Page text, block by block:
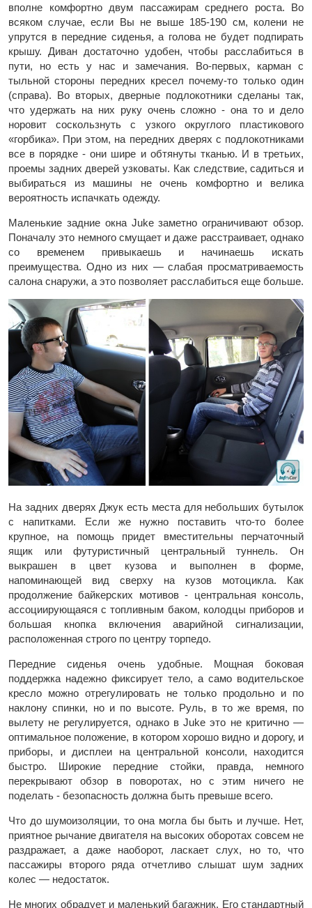
вполне комфортно двум пассажирам среднего роста. Во
всяком случае, если Вы не выше 185-190 см, колени не
упрутся в передние сиденья, а голова не будет подпирать
крышу. Диван достаточно удобен, чтобы расслабиться в
пути, но есть у нас и замечания. Во-первых, карман с
тыльной стороны передних кресел почему-то только один
(справа). Во вторых, дверные подлокотники сделаны так,
что удержать на них руку очень сложно - она то и дело
норовит соскользнуть с узкого округлого пластикового
«горбика». При этом, на передних дверях с подлокотниками
все в порядке - они шире и обтянуты тканью. И в третьих,
проемы задних дверей узковаты. Как следствие, садиться и
выбираться из машины не очень комфортно и велика
вероятность испачкать одежду.
Маленькие задние окна Juke заметно ограничивают обзор.
Поначалу это немного смущает и даже расстраивает, однако
со временем привыкаешь и начинаешь искать
преимущества. Одно из них — слабая просматриваемость
салона снаружи, а это позволяет расслабиться еще больше.
На задних дверях Джук есть места для небольших бутылок
с напитками. Если же нужно поставить что-то более
крупное, на помощь придет вместительны перчаточный
ящик или футуристичный центральный туннель. Он
выкрашен в цвет кузова и выполнен в форме,
напоминающей вид сверху на кузов мотоцикла. Как
продолжение байкерских мотивов - центральная консоль,
ассоциирующаяся с топливным баком, колодцы приборов и
большая кнопка включения аварийной сигнализации,
расположенная строго по центру торпедо.
Передние сиденья очень удобные. Мощная боковая
поддержка надежно фиксирует тело, а само водительское
кресло можно отрегулировать не только продольно и по
наклону спинки, но и по высоте. Руль, в то же время, по
вылету не регулируется, однако в Juke это не критично —
оптимальное положение, в котором хорошо видно и дорогу, и
приборы, и дисплеи на центральной консоли, находится
быстро. Широкие передние стойки, правда, немного
перекрывают обзор в поворотах, но с этим ничего не
поделать - безопасность должна быть превыше всего.
Что до шумоизоляции, то она могла бы быть и лучше. Нет,
приятное рычание двигателя на высоких оборотах совсем не
раздражает, а даже наоборот, ласкает слух, но то, что
пассажиры второго ряда отчетливо слышат шум задних
колес — недостаток.
Не многих обрадует и маленький багажник. Его стандартный